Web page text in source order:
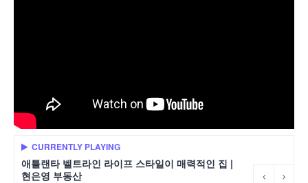
CURRENTLY PLAYING
애틀랜타 벨트라인 라이프 스타일이 매력적인 집 |
현은영 부동산